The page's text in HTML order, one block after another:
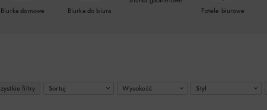
Biurka domowe Biurka do biura
Fotele biurowe
filtry Sortuj Wysokość Styl